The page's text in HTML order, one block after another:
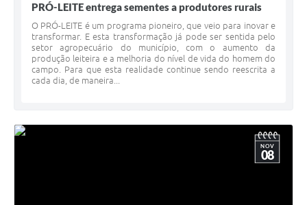
PRÓ-LEITE entrega sementes a produtores rurais
O PRÓ-LEITE é um programa pioneiro, que veio para inovar e
transformar. E esta transformação já pode ser sentida pelo
setor agropecuário do município, com o aumento da
produção leiteira e a melhoria do nível de vida do homem do
campo. Para que esta realidade continue sendo reescrita a
cada dia, de maneira...
NOV
08